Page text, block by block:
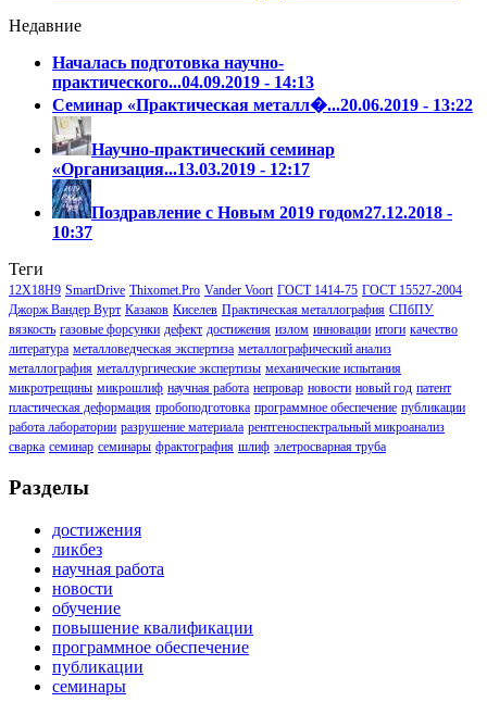
Недавние
Началась подготовка научно-
практического...04.09.2019 - 14:13
Семинар «Практическая металл�...20.06.2019 - 13:22
Научно-практический семинар
«Организация...13.03.2019 - 12:17
Поздравление с Новым 2019 годом27.12.2018 -
10:37
Теги
12Х18Н9 SmartDrive Thixomet.Pro Vander Voort ГОСТ 1414-75 ГОСТ 15527-2004
Джорж Вандер Вурт Казаков Киселев Практическая металлография СПбПУ
вязкость газовые форсунки дефект достижения излом инновации итоги качество
литература металловедческая экспертиза металлографический анализ
металлография металлургические экспертизы механические испытания
микротрещины микрошлиф научная работа непровар новости новый год патент
пластическая деформация пробоподготовка программное обеспечение публикации
работа лаборатории разрушение материала рентгеноспектральный микроанализ
сварка семинар семинары фрактография шлиф элетросварная труба
Разделы
достижения
ликбез
научная работа
новости
обучение
повышение квалификации
программное обеспечение
публикации
семинары